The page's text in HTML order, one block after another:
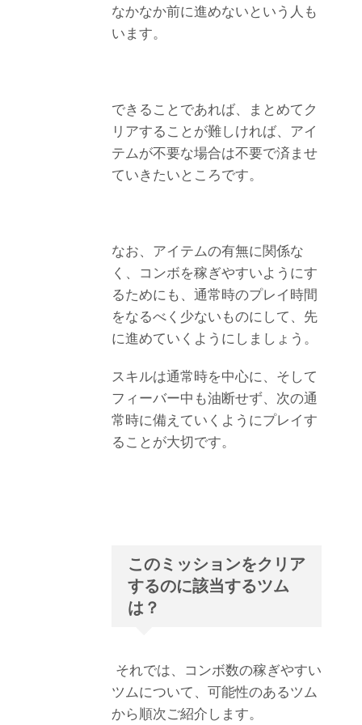
なかなか前に進めないという人も
います。
できることであれば、まとめてク
リアすることが難しければ、アイ
テムが不要な場合は不要で済ませ
ていきたいところです。
なお、アイテムの有無に関係な
く、コンボを稼ぎやすいようにす
るためにも、通常時のプレイ時間
をなるべく少ないものにして、先
に進めていくようにしましょう。
スキルは通常時を中心に、そして
フィーバー中も油断せず、次の通
常時に備えていくようにプレイす
ることが大切です。
このミッションをクリア
するのに該当するツム
は？
それでは、コンボ数の稼ぎやすい
ツムについて、可能性のあるツム
から順次ご紹介します。